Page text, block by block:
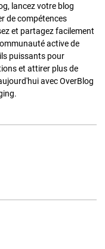
lancez votre blog
de compétences
et partagez facilement
active de
puissants pour
et attirer plus de
avec OverBlog